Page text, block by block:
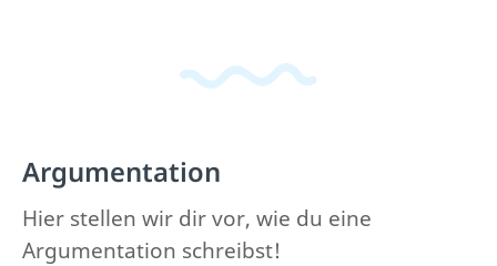
Argumentation
Hier stellen wir dir vor, wie du eine
Argumentation schreibst!